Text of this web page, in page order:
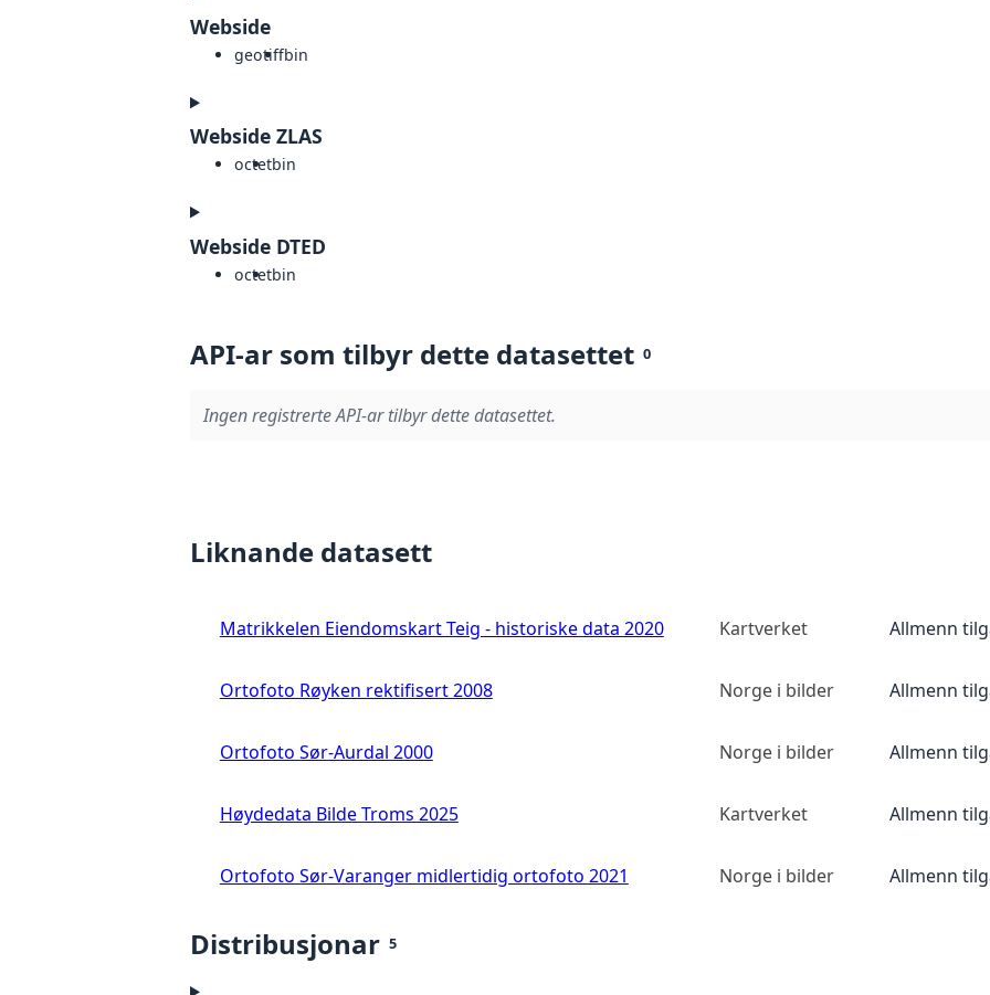
Webside
geotiffbin
Webside ZLAS
octetbin
Webside DTED
octetbin
API-ar som tilbyr dette datasettet 0
Ingen registrerte API-ar tilbyr dette datasettet.
Liknande datasett
Matrikkelen Eiendomskart Teig - historiske data 2020 Kartverket Allmenn
Ortofoto Røyken rektifisert 2008 Norge i bilder Allmenn
Ortofoto Sør-Aurdal 2000 Norge i bilder Allmenn
Høydedata Bilde Troms 2025 Kartverket Allmenn
Ortofoto Sør-Varanger midlertidig ortofoto 2021 Norge i bilder Allmenn
Distribusjonar 5